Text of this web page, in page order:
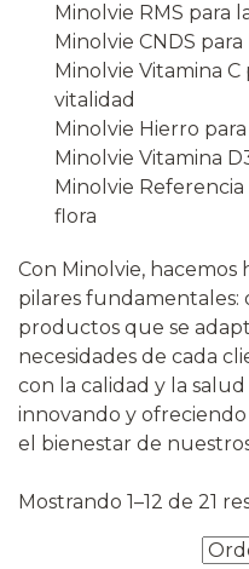
Minolvie RMS para
Minolvie CNDS para
Minolvie Vitamina
vitalidad
Minolvie Hierro
Minolvie Vitamina
Minolvie
flora
Con Minolvie,
pilares fundamentales:
productos que se
necesidades de cada
con la calidad y la
innovando y
el bienestar de
Mostrando 1–12 de 21